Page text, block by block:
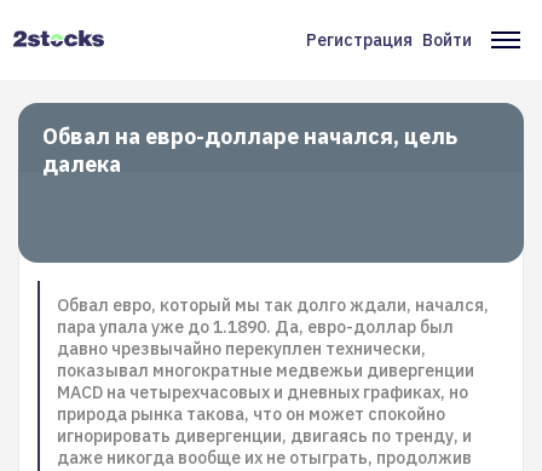
Меню
учётной
записи
Регистрация Войти
Обвал на евро-долларе начался, цель
далека
Обвал евро, который мы так долго ждали, начался,
пара упала уже до 1.1890. Да, евро-доллар был
давно чрезвычайно перекуплен технически,
показывал многократные медвежьи дивергенции
MACD на четырехчасовых и дневных графиках, но
природа рынка такова, что он может спокойно
игнорировать дивергенции, двигаясь по тренду, и
даже никогда вообще их не отыграть, продолжив